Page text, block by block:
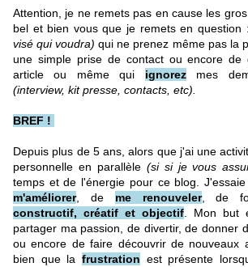
Attention, je ne remets pas en cause les
bel et bien vous que je remets en question
visé qui voudra) qui ne prenez même pas la
une simple prise de contact ou encore de
article ou même qui ignorezmes
(interview, kit presse, contacts, etc).
BREF !
Depuis plus de 5 ans, alors que j'ai une
personnelle en parallèle (si si je vous
temps et de l'énergie pour ce blog.
m'améliorer, de me renouveler, de
constructif, créatif et objectif . Mon but
partager ma passion, de divertir, de donner
ou encore de faire découvrir de nouveaux
bien que la frustration est présente